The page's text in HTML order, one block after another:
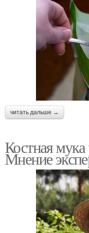
читать дальше →
Костная
Мнение